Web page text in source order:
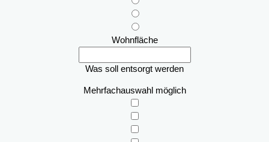
Wohnfläche
Was soll entsorgt werden
Mehrfachauswahl möglich